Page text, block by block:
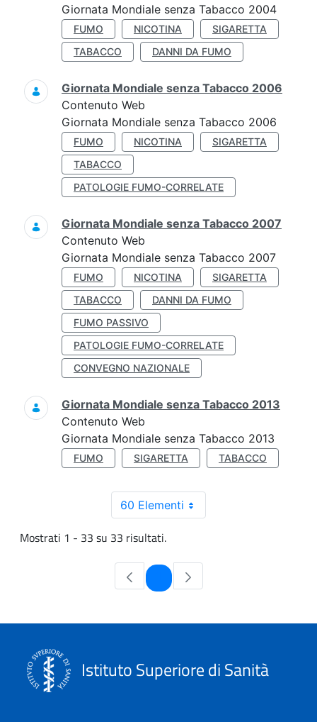
Giornata Mondiale senza Tabacco 2004
FUMO NICOTINA
SIGARETTA
TABACCO
DANNI DA FUMO
Giornata Mondiale senza Tabacco 2006
Contenuto Web
Giornata Mondiale senza Tabacco 2006
FUMO NICOTINA
SIGARETTA
TABACCO
PATOLOGIE FUMO-CORRELATE
Giornata Mondiale senza Tabacco 2007
Contenuto Web
Giornata Mondiale senza Tabacco 2007
FUMO NICOTINA
SIGARETTA
TABACCO
DANNI DA FUMO
FUMO PASSIVO
PATOLOGIE FUMO-CORRELATE
CONVEGNO NAZIONALE
Giornata Mondiale senza Tabacco 2013
Contenuto Web
Giornata Mondiale senza Tabacco 2013
FUMO SIGARETTA TABACCO
60 Elementi
Mostrati 1 - 33 su 33 risultati.
Pagina
Istituto Superiore di Sanità